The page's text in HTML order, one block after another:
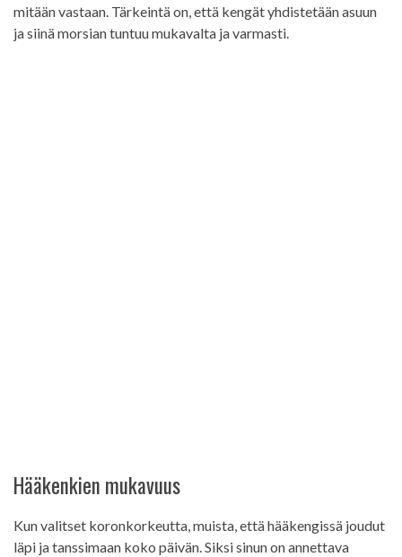
mitään vastaan. Tärkeintä on, että kengät yhdistetään asuun
ja siinä morsian tuntuu mukavalta ja varmasti.
Hääkenkien mukavuus
Kun valitset koronkorkeutta, muista, että hääkengissä joudut
läpi ja tanssimaan koko päivän. Siksi sinun on annettava